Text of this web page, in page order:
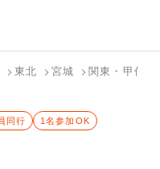
を探す
ら探す
す
東北 宮城 関東・甲信
同行 1名参加OK